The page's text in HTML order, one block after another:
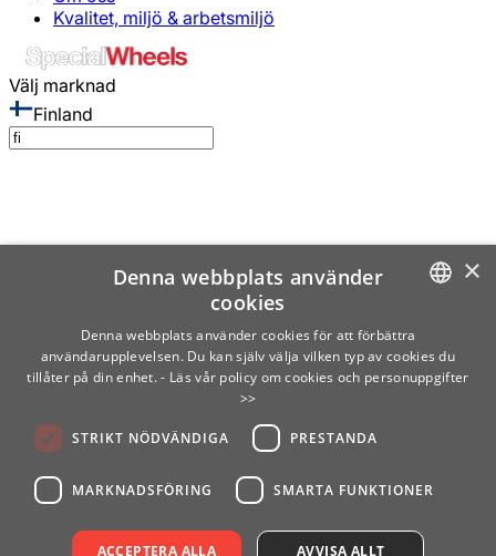
Kvalitet, miljö & arbetsmiljö
Välj marknad
Finland
SWEDISH
×
Denna webbplats använder
cookies
Denna webbplats använder cookies för att förbättra
användarupplevelsen. Du kan själv välja vilken typ av cookies du
tillåter på din enhet. - Läs vår policy om cookies och personuppgifter
>>
STRIKT NÖDVÄNDIGA PRESTANDA
MARKNADSFÖRING SMARTA FUNKTIONER
ACCEPTERA ALLA AVVISA ALLT